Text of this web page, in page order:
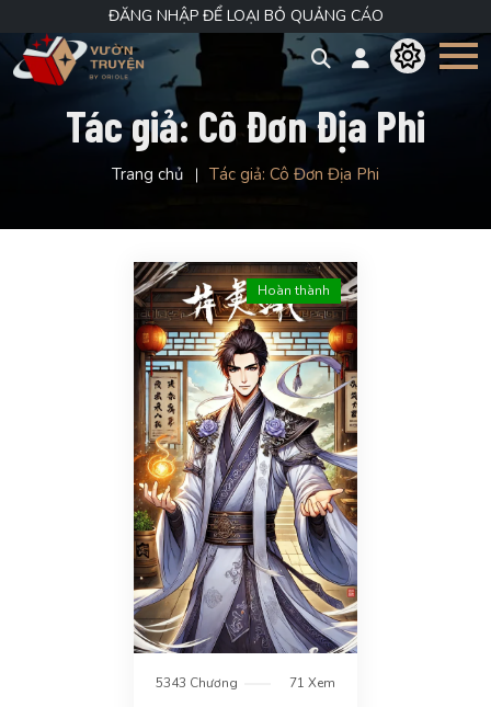
ĐĂNG NHẬP ĐỂ LOẠI BỎ QUẢNG CÁO
Tác giả: Cô Đơn Địa Phi
Trang chủ Tác giả: Cô Đơn Địa Phi
Hoàn thành
5343 Chương 71 Xem